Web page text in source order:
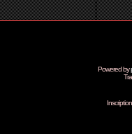
Powered by